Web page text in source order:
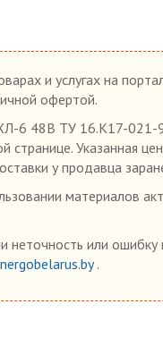
и услугах на
офертой.
6 48В ТУ 16.К17-021-
странице. Указанная
у продавца
материалов
неточность или
.